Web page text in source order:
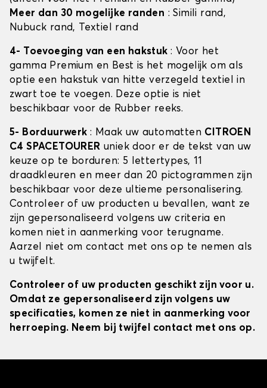
Meer dan 30 mogelijke randen : Simili rand,
Nubuck rand, Textiel rand
4- Toevoeging van een hakstuk : Voor het
gamma Premium en Best is het mogelijk om als
optie een hakstuk van hitte verzegeld textiel in
zwart toe te voegen. Deze optie is niet
beschikbaar voor de Rubber reeks.
5- Borduurwerk : Maak uw automatten CITROEN
C4 SPACETOURER uniek door er de tekst van uw
keuze op te borduren: 5 lettertypes, 11
draadkleuren en meer dan 20 pictogrammen zijn
beschikbaar voor deze ultieme personalisering.
Controleer of uw producten u bevallen, want ze
zijn gepersonaliseerd volgens uw criteria en
komen niet in aanmerking voor terugname.
Aarzel niet om contact met ons op te nemen als
u twijfelt.
Controleer of uw producten geschikt zijn voor u.
Omdat ze gepersonaliseerd zijn volgens uw
specificaties, komen ze niet in aanmerking voor
herroeping. Neem bij twijfel contact met ons op.